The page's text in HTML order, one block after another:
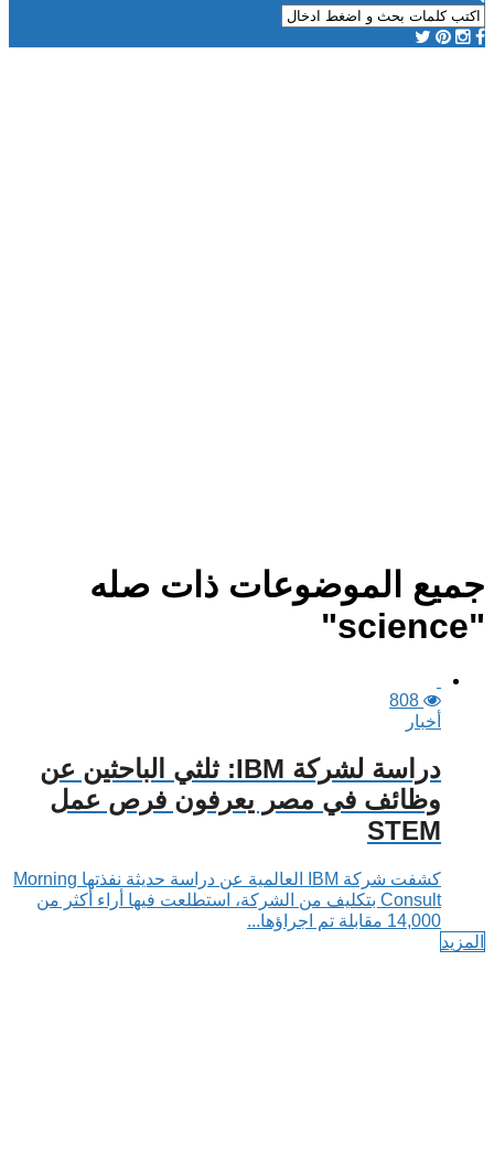
جميع الموضوعات ذات صله
"science"
808
أخبار
دراسة لشركة IBM: ثلثي الباحثين عن
وظائف في مصر يعرفون فرص عمل
STEM
كشفت شركة IBM العالمية عن دراسة حديثة نفذتها Morning
Consult بتكليف من الشركة، استطلعت فيها أراء أكثر من
14,000 مقابلة تم اجراؤها...
المزيد